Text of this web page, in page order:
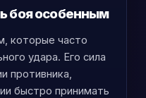
боя особенным
которые часто
удара. Его сила
противника,
быстро принимать